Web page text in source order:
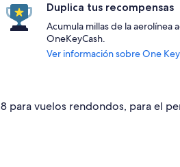
Duplica tus recompensas
Acumula millas de la aerolínea
OneKeyCash.
Ver información sobre One Key
para vuelos rendondos, para el